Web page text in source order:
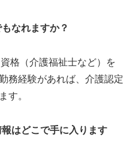
なれますか？
格（介護福祉士など）を
務経験があれば、介護認定
す。
はどこで手に入ります